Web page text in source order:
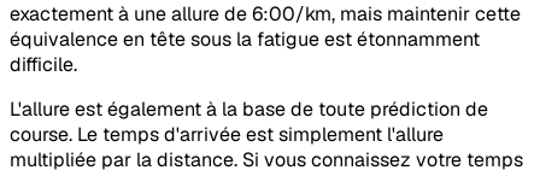
exactement à une allure de 6:00/km, mais maintenir cette
équivalence en tête sous la fatigue est étonnamment
difficile.
L'allure est également à la base de toute prédiction de
course. Le temps d'arrivée est simplement l'allure
multipliée par la distance. Si vous connaissez votre temps